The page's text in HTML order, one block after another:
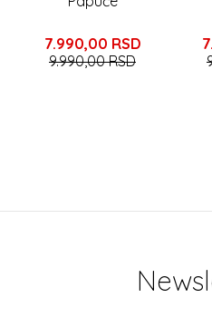
7.990,00 RSD
9.990,00RSD